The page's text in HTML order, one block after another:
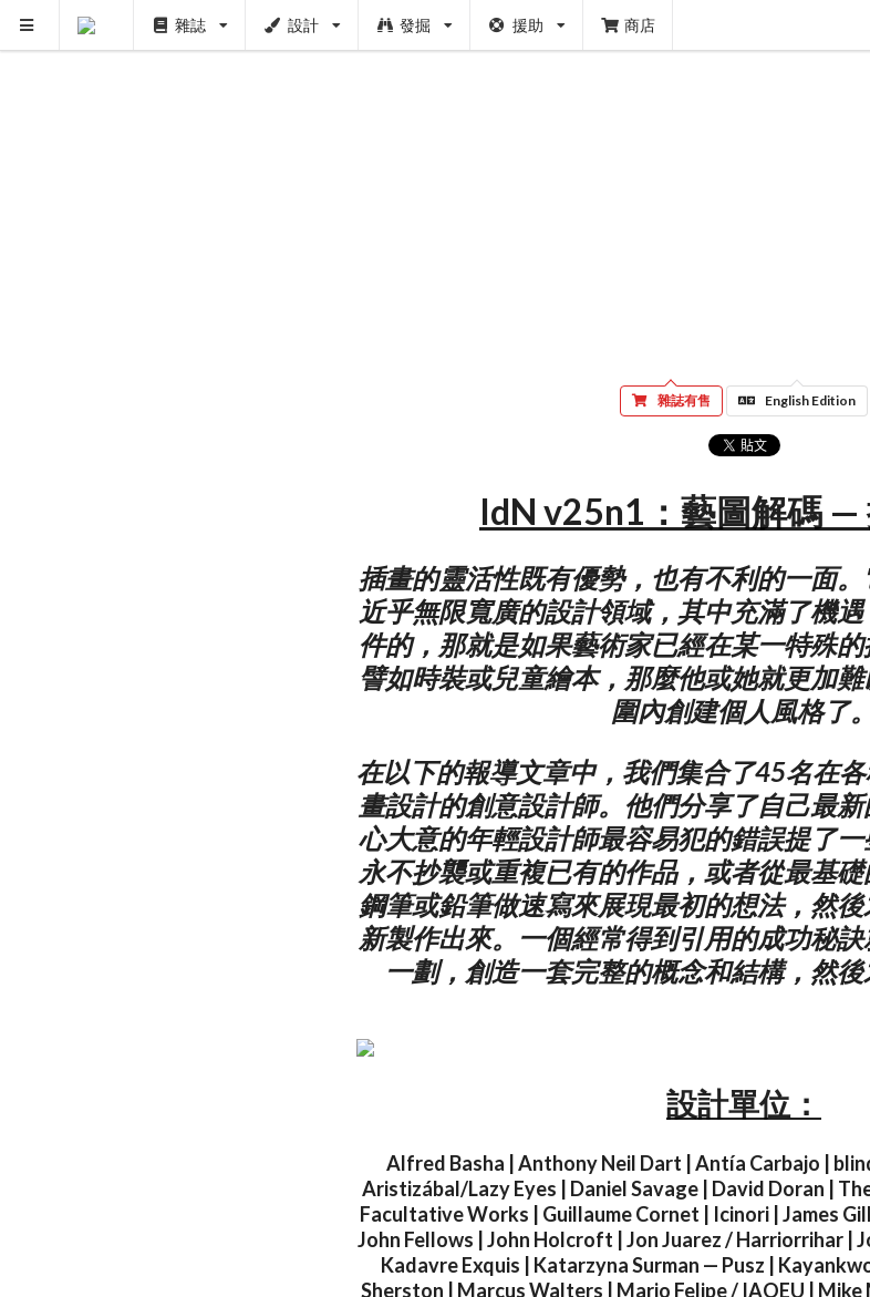
雜誌 設計 發掘 援助 商店
雜誌有售 English Edition
IdN v25n1：藝圖解碼 —
插畫的靈活性既有優勢，也有不利的一面
近乎無限寬廣的設計領域，其中充滿了機
件的，那就是如果藝術家已經在某一特殊
譬如時裝或兒童繪本，那麼他或她就更加
圍內創建個人風格了。
在以下的報導文章中，我們集合了45名在
畫設計的創意設計師。他們分享了自己最
心大意的年輕設計師最容易犯的錯誤提了一
永不抄襲或重複已有的作品，或者從最基
鋼筆或鉛筆做速寫來展現最初的想法，然
新製作出來。一個經常得到引用的成功秘
一劃，創造一套完整的概念和結構，然後
設計單位：
Alfred Basha | Anthony Neil Dart | Antía Carbajo |
Aristizábal/Lazy Eyes | Daniel Savage | David Doran |
Facultative Works | Guillaume Cornet | Icinori | James
John Fellows | John Holcroft | Jon Juarez / Harriorrihar |
Kadavre Exquis | Katarzyna Surman — Pusz |
Sherston | Marcus Walters | Mario Felipe / IAOEU |